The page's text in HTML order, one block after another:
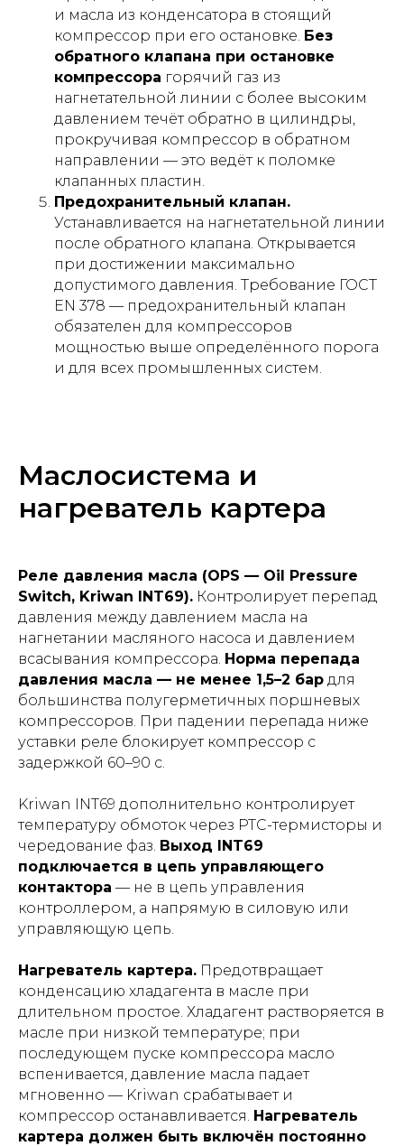
и масла из конденсатора в стоящий
компрессор при его остановке. Без
обратного клапана при остановке
компрессора горячий газ из
нагнетательной линии с более высоким
давлением течёт обратно в цилиндры,
прокручивая компрессор в обратном
направлении — это ведёт к поломке
клапанных пластин.
Предохранительный клапан.
Устанавливается на нагнетательной линии
после обратного клапана. Открывается
при достижении максимально
допустимого давления. Требование ГОСТ
EN 378 — предохранительный клапан
обязателен для компрессоров
мощностью выше определённого порога
и для всех промышленных систем.
Маслосистема и
нагреватель картера
Реле давления масла (OPS — Oil Pressure
Switch, Kriwan INT69). Контролирует перепад
давления между давлением масла на
нагнетании масляного насоса и давлением
всасывания компрессора. Норма перепада
давления масла — не менее 1,5–2 бар для
большинства полугерметичных поршневых
компрессоров. При падении перепада ниже
уставки реле блокирует компрессор с
задержкой 60–90 с.
Kriwan INT69 дополнительно контролирует
температуру обмоток через PTC-термисторы и
чередование фаз. Выход INT69
подключается в цепь управляющего
контактора — не в цепь управления
контроллером, а напрямую в силовую или
управляющую цепь.
Нагреватель картера. Предотвращает
конденсацию хладагента в масле при
длительном простое. Хладагент растворяется в
масле при низкой температуре; при
последующем пуске компрессора масло
вспенивается, давление масла падает
мгновенно — Kriwan срабатывает и
компрессор останавливается. Нагреватель
картера должен быть включён постоянно